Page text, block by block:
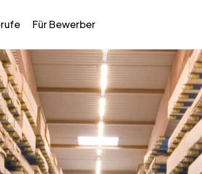
Für Bewerber